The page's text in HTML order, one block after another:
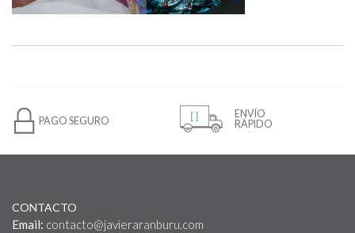
PAGO SEGURO
ENVÍO
RÁPIDO
CONTACTO
Email: contacto@javieraranburu.com